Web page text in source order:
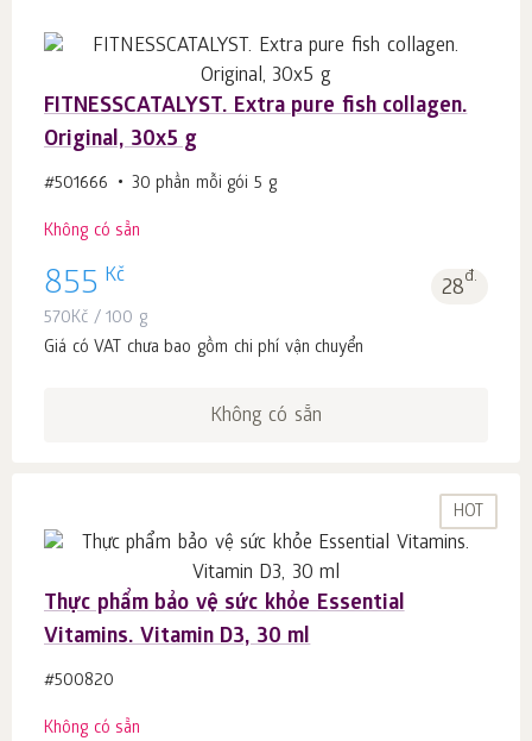
FITNESSCATALYST. Extra pure fish collagen.
Original, 30x5 g
#501666 30 phần mỗi gói 5 g
Không có sẵn
855 Kč 28đ.
570Kč / 100 g
Giá có VAT chưa bao gồm chi phí vận chuyển
Không có sẵn
HOT
Thực phẩm bảo vệ sức khỏe Essential
Vitamins. Vitamin D3, 30 ml
#500820
Không có sẵn